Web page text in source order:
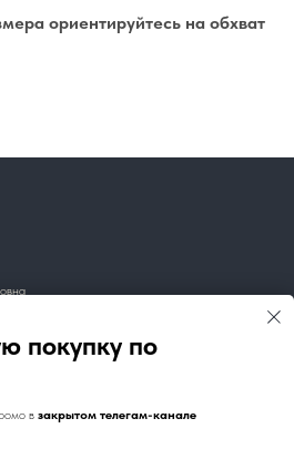
ориентируйтесь на обхват
покупку по
в закрытом телегам-канале